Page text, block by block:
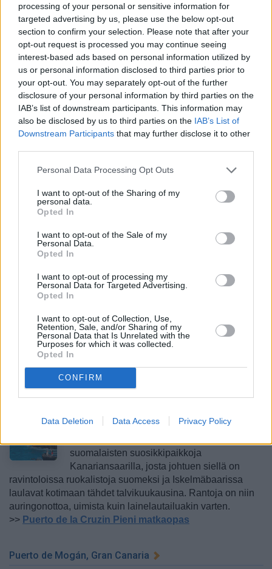
processing of your personal or sensitive information for
targeted advertising by us, please use the below opt-out
section to confirm your selection. Please note that after your
opt-out request is processed you may continue seeing
interest-based ads based on personal information utilized by
us or personal information disclosed to third parties prior to
your opt-out. You may separately opt-out of the further
disclosure of your personal information by third parties on the
IAB’s list of downstream participants. This information may
also be disclosed by us to third parties on the IAB’s List of
Downstream Participants that may further disclose it to other
Personal Data Processing Opt Outs
I want to opt-out of the Sharing of my
personal data.
Opted In
I want to opt-out of the Sale of my
Personal Data.
Opted In
I want to opt-out of processing my
Personal Data for Targeted Advertising.
Opted In
I want to opt-out of Collection, Use,
Retention, Sale, and/or Sharing of my
Personal Data that Is Unrelated with the
Purposes for which it was collected.
Opted In
CONFIRM
Data Deletion Data Access Privacy Policy
kymmenien vuosien ajan ollut suomalaisten
suosikkipaikkoja nauttia auringosta. Saaren
aurinkoiselle Costa Canaria -etelärannikolle
ihmisiä vetävät myös hienohiekkaiset rannat,
joista Maspalomasin dyynit ovat
unohtumattomimmat. Maspalomasissa on hyvä ottaa
aurinkoa, uida, harrastaa tai sitten vain levätä. Mikäli
lomaan haluaa yhdistää kulttuuria ja huippuluokan
nähtävyyksiä, sijaitsee Las Palmas alle tunnin
bussimatkan päässä. >>
Lue lisää Maspalomasista
Gran Canarian etelärannikko on 70-luvulta
lähtien vetänyt puoleensa suomalaisia, ja
edelleenkin edulliset hinnat ja talviöinäkin
lämpiminä pysyttelevät ilmat ovat sen
vetonauloja. Playa del Inglésissä on hyvä
ottaa aurinkoa, uida, harrastaa tai sitten vain
nähtävyyksiä, sijaitsee Las Palmas alle tunnin
bussimatkan päässä. Playa del Inglés on erityisen sopiva
jotka haluavat lämpimään ja takuuvarmasti aurinkoiseen
paikkaan. >>Lue lisää Playa del Inglésistä
Puerto de la Cruz, Teneriffa
Teneriffan miellyttävimmän turistipaikan
erinomainen lomakaupunki saaren
suomalaisten suosikkipaikkoja
Kanariansaarilla, josta johtuen siellä on
ravintoloissa ruokalistoja suomeksi ja Iskelmäbaarissa
laulavat kotimaan tähdet talvikuukausina. Rantoja on niin
auringonottoa, uimista kuin lainelautailuakin varten.
>> Puerto de la Cruzin Pieni matkaopas
Puerto de Mogán, Gran Canaria